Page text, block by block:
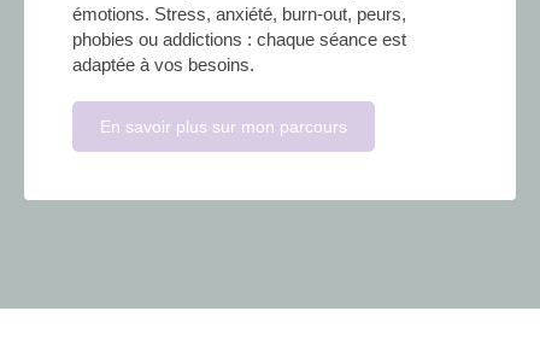
émotions. Stress, anxiété, burn-out, peurs,
phobies ou addictions : chaque séance est
adaptée à vos besoins.
En savoir plus sur mon parcours